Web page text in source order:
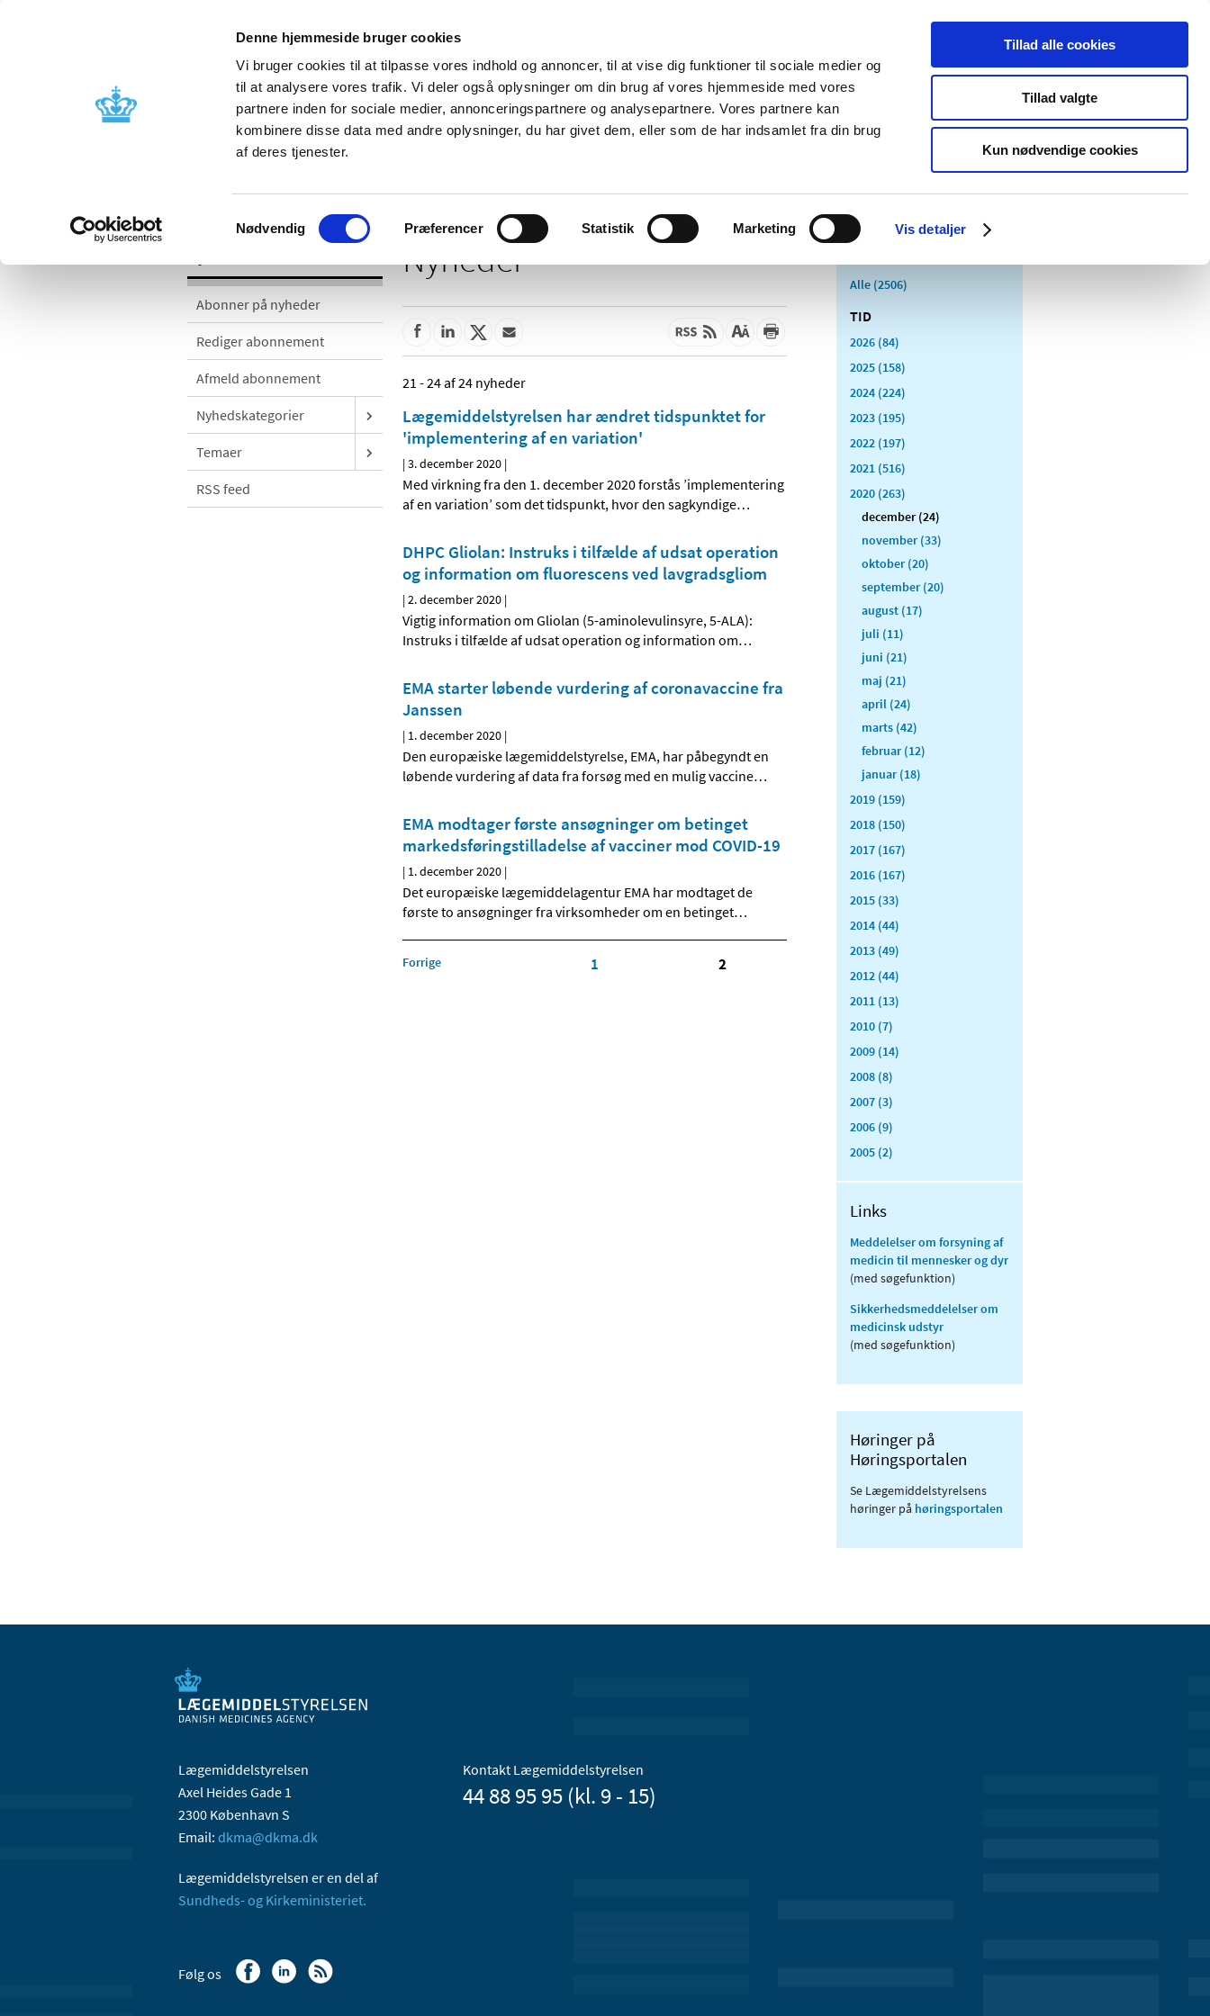
Denne hjemmeside bruger cookies
Vi bruger cookies til at tilpasse vores indhold og annoncer, til at vise dig funktioner til sociale medier og
til at analysere vores trafik. Vi deler også oplysninger om din brug af vores hjemmeside med vores
partnere inden for sociale medier, annonceringspartnere og analysepartnere. Vores partnere kan
kombinere disse data med andre oplysninger, du har givet dem, eller som de har indsamlet fra din brug
af deres tjenester.
Samtykkevalg
Nødvendig Præferencer Statistik Marketing Vis detaljer
Tillad alle cookies
Tillad valgte
Kun nødvendige cookies
Nyheder Om os Kontakt Udgivelser
Godkendelse og
Bivirkninger og
produktinformation
Tilskud og
Apoteker og salg af
Medicinsk
Særlige
produktområder
Abonner på nyheder
Rediger abonnement
Afmeld abonnement
Nyhedskategorier
Temaer
RSS feed
Nyheder
21 - 24 af 24 nyheder
Lægemiddelstyrelsen har ændret tidspunktet for
'implementering af en variation'
|3. december 2020 |
Med virkning fra den 1. december 2020 forstås ’implementering
af en variation’ som det tidspunkt, hvor den sagkyndige…
DHPC Gliolan: Instruks i tilfælde af udsat operation
og information om fluorescens ved lavgradsgliom
|2. december 2020 |
Vigtig information om Gliolan (5-aminolevulinsyre, 5-ALA):
Instruks i tilfælde af udsat operation og information om…
EMA starter løbende vurdering af coronavaccine fra
Janssen
| 1. december 2020 |
Den europæiske lægemiddelstyrelse, EMA, har påbegyndt en
løbende vurdering af data fra forsøg med en mulig vaccine…
EMA modtager første ansøgninger om betinget
markedsføringstilladelse af vacciner mod COVID-19
| 1. december 2020 |
Det europæiske lægemiddelagentur EMA har modtaget de
første to ansøgninger fra virksomheder om en betinget…
Forrige 1 2
Alle (2506)
TID
2026 (84)
2025 (158)
2024 (224)
2023 (195)
2022 (197)
2021 (516)
2020 (263)
december (24)
november (33)
oktober (20)
september (20)
august (17)
juli (11)
juni (21)
maj (21)
april (24)
marts (42)
februar (12)
januar (18)
2019 (159)
2018 (150)
2017 (167)
2016 (167)
2015 (33)
2014 (44)
2013 (49)
2012 (44)
2011 (13)
2010 (7)
2009 (14)
2008 (8)
2007 (3)
2006 (9)
2005 (2)
Links
Meddelelser om forsyning af
medicin til mennesker og dyr
(med søgefunktion)
Sikkerhedsmeddelelser om
medicinsk udstyr
(med søgefunktion)
Høringer på
Høringsportalen
Se Lægemiddelstyrelsens
høringer på høringsportalen
Lægemiddelstyrelsen
Axel Heides Gade 1
2300 København S
Email: dkma@dkma.dk
Lægemiddelstyrelsen er en del af
Sundheds- og Kirkeministeriet.
Kontakt Lægemiddelstyrelsen
44 88 95 95 (kl. 9 - 15)
Følg os